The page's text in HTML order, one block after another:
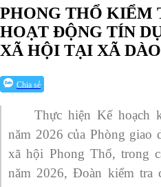
PHONG THỔ KIỂM
HOẠT ĐỘNG TÍN
XÃ HỘI TẠI XÃ DÀO
Chia sẻ
Thực hiện Kế hoạch
năm 2026 của Phòng giao
xã hội Phong Thổ, trong
năm 2026, Đoàn kiểm tra